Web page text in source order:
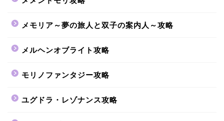
メモリア～夢の旅人と双子の案内人～攻略
メルヘンオブライト攻略
モリノファンタジー攻略
ユグドラ・レゾナンス攻略